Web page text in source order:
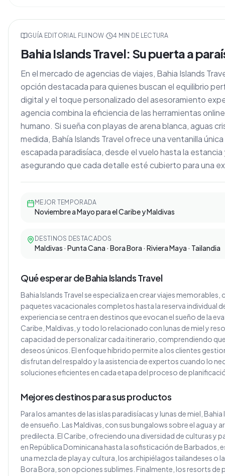
GUÍA EDITORIAL FLIINOW· 4 MIN DE LECTURA
Bahia Islands Travel: Su puerta a
En el mercado de agencias de viajes, Bahia Islands
opción destacada para quienes buscan el equilibrio
digital y el toque personalizado del asesoramiento
agencia combina la eficiencia de las herramientas
humano. Si sueña con playas de arena blanca, aguas
medida, Bahía Islands Travel ofrece una ventanilla
escapada paradisíaca, desde el vuelo hasta la
asegurando que cada detalle esté cubierto para una
MEJOR TEMPORADA
Noviembre a Mayo para el Caribe y Maldivas
DESTINOS DESTACADOS
Maldivas · Punta Cana · Bora Bora · Riviera Maya · Tailandia
Qué esperar de Bahia Islands Travel
Bahia Islands Travel se especializa en crear viajes
paquetes vacacionales completos hasta la reserva individual
experiencia se centra en destinos que evocan el sueño de la
Caribe, Maldivas, y todo lo relacionado con lunas de miel y
capacidad de personalizar cada itinerario, comprendiendo
deseos únicos. El enfoque híbrido permite a los clientes
disfrutan del respaldo y la asistencia de expertos cuando lo
soluciones eficientes en cada etapa del proceso de
Mejores destinos para sus productos
Para los amantes de las islas paradisíacas y lunas de miel,
de ensueño. Las Maldivas, con sus bungalows sobre el agua y
predilecta. El Caribe, ofreciendo una diversidad de culturas y
en República Dominicana hasta la sofisticación de Barbados,
una mezcla de playa y cultura, los archipiélagos tailandeses o
Bora Bora, son opciones sublimes. Finalmente, los resorts de